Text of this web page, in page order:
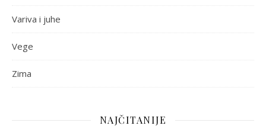
Variva i juhe
Vege
Zima
NAJČITANIJE